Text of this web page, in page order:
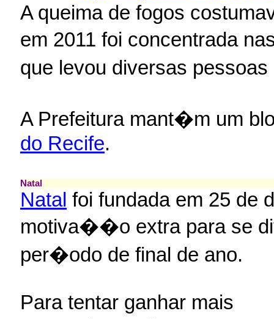
A queima de fogos
em 2011 foi concentrada
que levou diversas
A Prefeitura mant�m um
do Recife.
Natal
Natal foi fundada em 25 de
motiva��o extra para se
per�odo de final de ano.
Para tentar ganhar mais